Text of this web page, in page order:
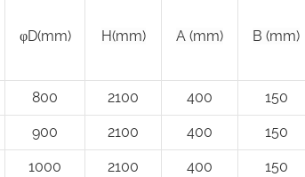
φD(mm) H(mm) A (mm) B (mm)
800 2100 400 150
900 2100 400 150
1000 2100 400 150